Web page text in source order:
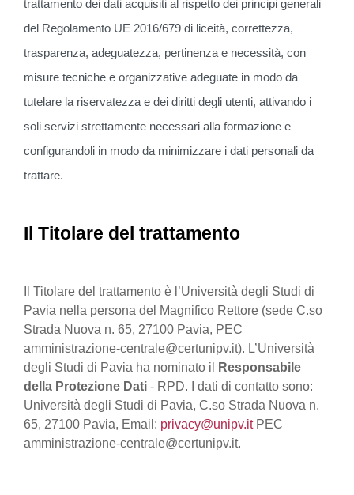
trattamento dei dati acquisiti al rispetto dei principi generali
del Regolamento UE 2016/679 di liceità, correttezza,
trasparenza, adeguatezza, pertinenza e necessità, con
misure tecniche e organizzative adeguate in modo da
tutelare la riservatezza e dei diritti degli utenti, attivando i
soli servizi strettamente necessari alla formazione e
configurandoli in modo da minimizzare i dati personali da
trattare.
Il Titolare del trattamento
Il Titolare del trattamento è l’Università degli Studi di
Pavia nella persona del Magnifico Rettore (sede C.so
Strada Nuova n. 65, 27100 Pavia, PEC
amministrazione-centrale@certunipv.it). L’Università
degli Studi di Pavia ha nominato il
Responsabile
della Protezione Dati - RPD. I dati di contatto sono:
Università degli Studi di Pavia, C.so Strada Nuova n.
65, 27100 Pavia, Email: privacy@unipv.itPEC
amministrazione-centrale@certunipv.it.